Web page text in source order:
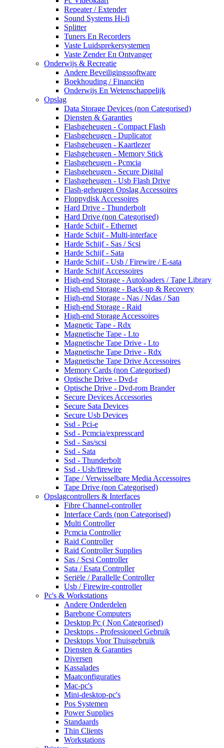
Repeater / Extender
Sound Systems Hi-fi
Splitter
Tuners En Recorders
Vaste Luidsprekersystemen
Vaste Zender En Ontvanger
Onderwijs & Recreatie
Andere Beveiligingssoftware
Boekhouding / Financiën
Onderwijs En Wetenschappelijk
Opslag
Data Storage Devices (non Categorised)
Diensten & Garanties
Flashgeheugen - Compact Flash
Flashgeheugen - Duplicator
Flashgeheugen - Kaartlezer
Flashgeheugen - Memory Stick
Flashgeheugen - Pcmcia
Flashgeheugen - Secure Digital
Flashgeheugen - Usb Flash Drive
Flash-geheugen Opslag Accessoires
Floppydisk Accessoires
Hard Drive - Thunderbolt
Hard Drive (non Categorised)
Harde Schijf - Ethernet
Harde Schijf - Multi-interface
Harde Schijf - Sas / Scsi
Harde Schijf - Sata
Harde Schijf - Usb / Firewire / E-sata
Harde Schijf Accessoires
High-end Storage - Autoloaders / Tape Library
High-end Storage - Back-up & Recovery
High-end Storage - Nas / Ndas / San
High-end Storage - Raid
High-end Storage Accessoires
Magnetic Tape - Rdx
Magnetische Tape - Lto
Magnetische Tape Drive - Lto
Magnetische Tape Drive - Rdx
Magnetische Tape Drive Accessoires
Memory Cards (non Categorised)
Optische Drive - Dvd-r
Optische Drive - Dvd-rom Brander
Secure Devices Accessories
Secure Sata Devices
Secure Usb Devices
Ssd - Pci-e
Ssd - Pcmcia/expresscard
Ssd - Sas/scsi
Ssd - Sata
Ssd - Thunderbolt
Ssd - Usb/firewire
Tape / Verwisselbare Media Accessoires
Tape Drive (non Categorised)
Opslagcontrollers & Interfaces
Fibre Channel-controller
Interface Cards (non Categorised)
Multi Controller
Pcmcia Controller
Raid Controller
Raid Controller Supplies
Sas / Scsi Controller
Sata / Esata Controller
Seriële / Parallelle Controller
Usb / Firewire-controller
Pc's & Workstations
Andere Onderdelen
Barebone Computers
Desktop Pc ( Non Categorised)
Desktops - Professioneel Gebruik
Desktops Voor Thuisgebruik
Diensten & Garanties
Diversen
Kassalades
Maatconfiguraties
Mac-pc's
Mini-desktop-pc's
Pos Systemen
Power Supplies
Standaards
Thin Clients
Workstations